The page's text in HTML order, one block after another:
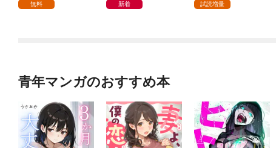
無料 新着 試読増量
青年マンガのおすすめ本